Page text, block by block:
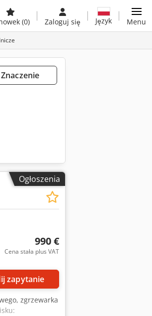
(0) Zaloguj się Język Menu
Ogłoszenia
990 €
Cena stała plus VAT
zapytanie
zgrzewarka